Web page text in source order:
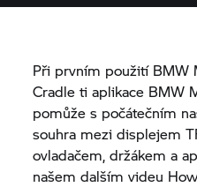
Při prvním použití BMW
Cradle ti aplikace BMW
pomůže s počátečním
souhra mezi displejem
ovladačem, držákem a
našem dalším videu